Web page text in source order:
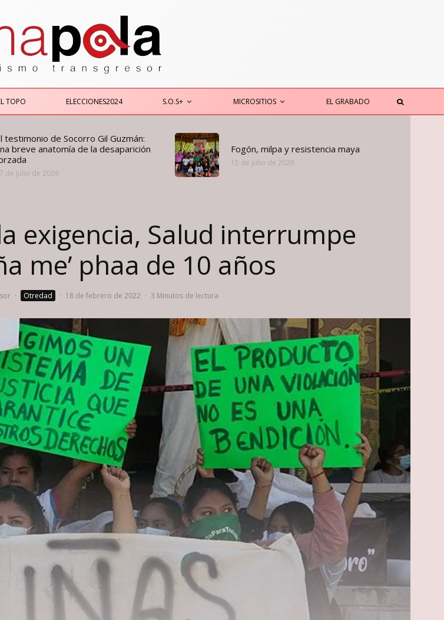
TOPO ELECCIONES2024 S.O.S+ MICROSITIOS EL GRABADO
testimonio de Socorro Gil Guzmán:
breve anatomía de la desaparición
de julio de 2026
Fogón, milpa y resistencia maya
15 de julio de 2026
exigencia, Salud interrumpe
me’ phaa de 10 años
· Otredad · 18 de febrero de 2022 · 3 Minutos de lectura